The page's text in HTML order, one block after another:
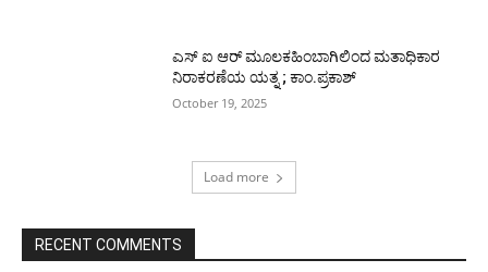
ಎಸ್ ಐ ಆರ್ ಮೂಲಕಹಿಂಬಾಗಿಲಿಂದ ಮತಾಧಿಕಾರ
ನಿರಾಕರಣೆಯ ಯತ್ನ ; ಕಾಂ.ಪ್ರಕಾಶ್
October 19, 2025
Load more
RECENT COMMENTS